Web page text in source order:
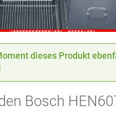
dieses Produkt
Bosch